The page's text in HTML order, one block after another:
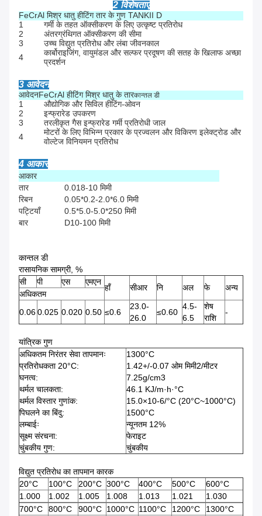
2 विशेषताएं
FeCrAl मिश्र धातु हीटिंग तार के गुण TANKII D
1
गर्मी के तहत ऑक्सीकरण के लिए उत्कृष्ट प्रतिरोध
2
अंतरग्रंथिगत ऑक्सीकरण की सीमा
3
उच्च विद्युत प्रतिरोध और लंबा जीवनकाल
4
कार्बोराइजिंग, वायुमंडल और सल्फर प्रदूषण की सतह के खिलाफ अच्छा
प्रदर्शन
3 आवेदन
आवेदनFeCrAl हीटिंग मिश्र धातु के तारकान्तल डी
1
औद्योगिक और सिविल हीटिंग-ओवन
2
इन्फ्रारेड उपकरण
3
तरलीकृत गैस इन्फ्रारेड गर्मी प्रतिरोधी जाल
4
मोटरों के लिए विभिन्न प्रकार के प्रज्वलन और विकिरण इलेक्ट्रोड और
वोल्टेज विनियमन प्रतिरोध
4 आकार
आकार
तार
0.018-10 मिमी
रिबन
0.05*0.2-2.0*6.0 मिमी
पट्टियाँ
0.5*5.0-5.0*250 मिमी
बार
D10-100 मिमी
कान्तल डी
रासायनिक सामग्री, %
सी
पी एस एमएन
हाँ सीआर नि अल फे अन्य
अधिकतम
0.060.025 0.020 0.50 ≤0.6
23.0-
26.0
≤0.60
4.5-
6.5
शेष
राशि
-
यांत्रिक गुण
अधिकतम निरंतर सेवा तापमानः
प्रतिरोधकता 20°C:
घनत्व:
थर्मल चालकता:
थर्मल विस्तार गुणांक:
पिघलने का बिंदु:
लम्बाईः
सूक्ष्म संरचना:
चुंबकीय गुण:
1300°C
1.42+/-0.07 ओम मिमी2/मीटर
7.25g/cm3
46.1 KJ/m·h·°C
15.0×10-6/°C (20°C~1000°C)
1500°C
न्यूनतम 12%
फेराइट
चुंबकीय
विद्युत प्रतिरोध का तापमान कारक
20°C
100°C 200°C 300°C 400°C 500°C
600°C
1.000
1.002 1.005 1.008 1.013 1.021
1.030
700°C
800°C 900°C 1000°C 1100°C 1200°C
1300°C